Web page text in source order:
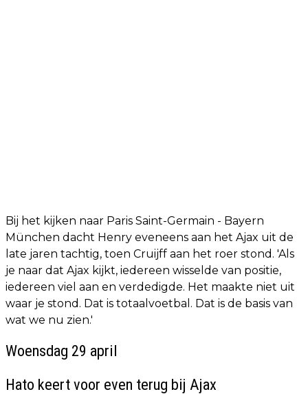
Bij het kijken naar Paris Saint-Germain - Bayern
München dacht Henry eveneens aan het Ajax uit de
late jaren tachtig, toen Cruijff aan het roer stond. 'Als
je naar dat Ajax kijkt, iedereen wisselde van positie,
iedereen viel aan en verdedigde. Het maakte niet uit
waar je stond. Dat is totaalvoetbal. Dat is de basis van
wat we nu zien.'
Woensdag 29 april
Hato keert voor even terug bij Ajax